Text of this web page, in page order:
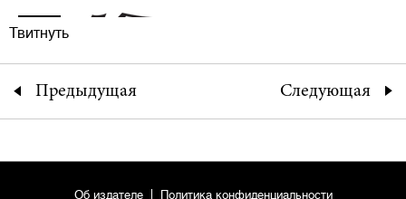
Твитнуть
Предыдущая Следующая
Об издателе Политика конфиденциальности